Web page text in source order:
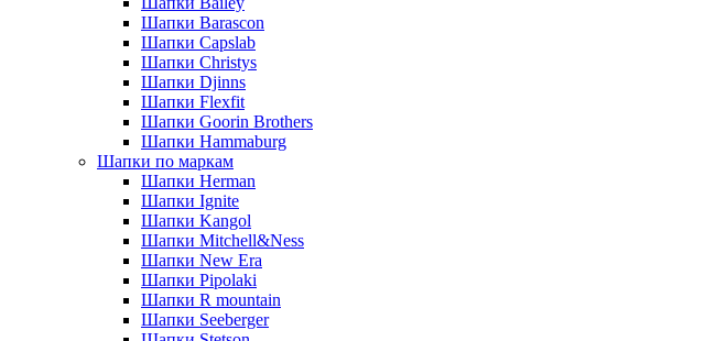
Шапки Barascon
Шапки Capslab
Шапки Christys
Шапки Djinns
Шапки Flexfit
Шапки Goorin Brothers
Шапки Hammaburg
Шапки по маркам
Шапки Herman
Шапки Ignite
Шапки Kangol
Шапки Mitchell&Ness
Шапки New Era
Шапки Pipolaki
Шапки R mountain
Шапки Seeberger